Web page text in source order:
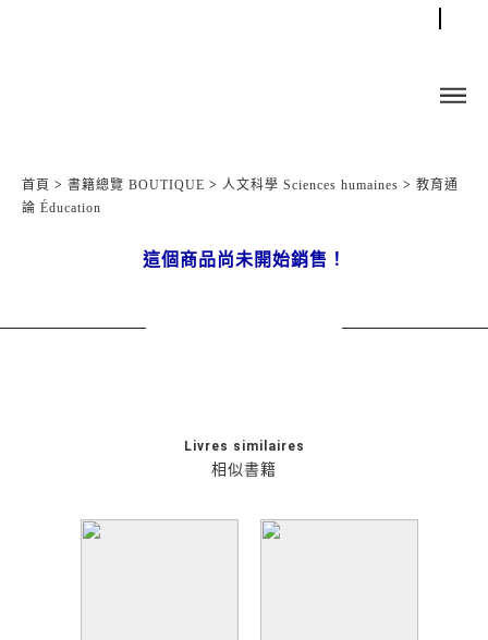
首頁 > 書籍總覽 BOUTIQUE > 人文科學 Sciences humaines > 教育通
論 Éducation
這個商品尚未開始銷售！
相似書籍
Livres similaires